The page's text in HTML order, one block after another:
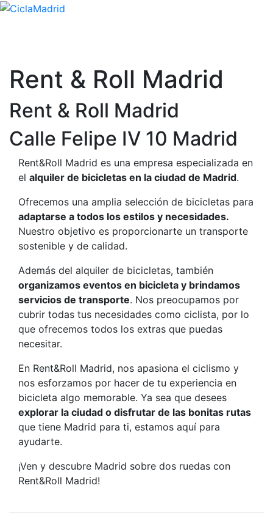
Rent & Roll Madrid
Rent & Roll Madrid
Calle Felipe IV 10 Madrid
Rent&Roll Madrid es una empresa especializada en
el alquiler de bicicletas en la ciudad de Madrid.
Ofrecemos una amplia selección de bicicletas para
adaptarse a todos los estilos y necesidades.
Nuestro objetivo es proporcionarte un transporte
sostenible y de calidad.
Además del alquiler de bicicletas, también
organizamos eventos en bicicleta y brindamos
servicios de transporte. Nos preocupamos por
cubrir todas tus necesidades como ciclista, por lo
que ofrecemos todos los extras que puedas
necesitar.
En Rent&Roll Madrid, nos apasiona el ciclismo y
nos esforzamos por hacer de tu experiencia en
bicicleta algo memorable. Ya sea que desees
explorar la ciudad o disfrutar de las bonitas rutas
que tiene Madrid para ti, estamos aquí para
ayudarte.
¡Ven y descubre Madrid sobre dos ruedas con
Rent&Roll Madrid!